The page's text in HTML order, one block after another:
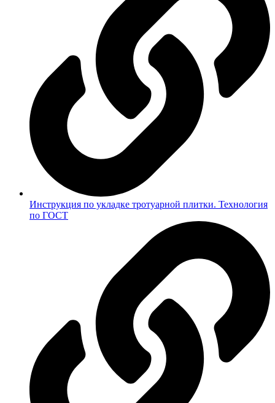
Инструкция по укладке тротуарной плитки. Технология
по ГОСТ